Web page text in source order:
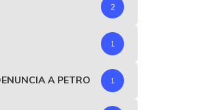
2
1
A PETRO 1